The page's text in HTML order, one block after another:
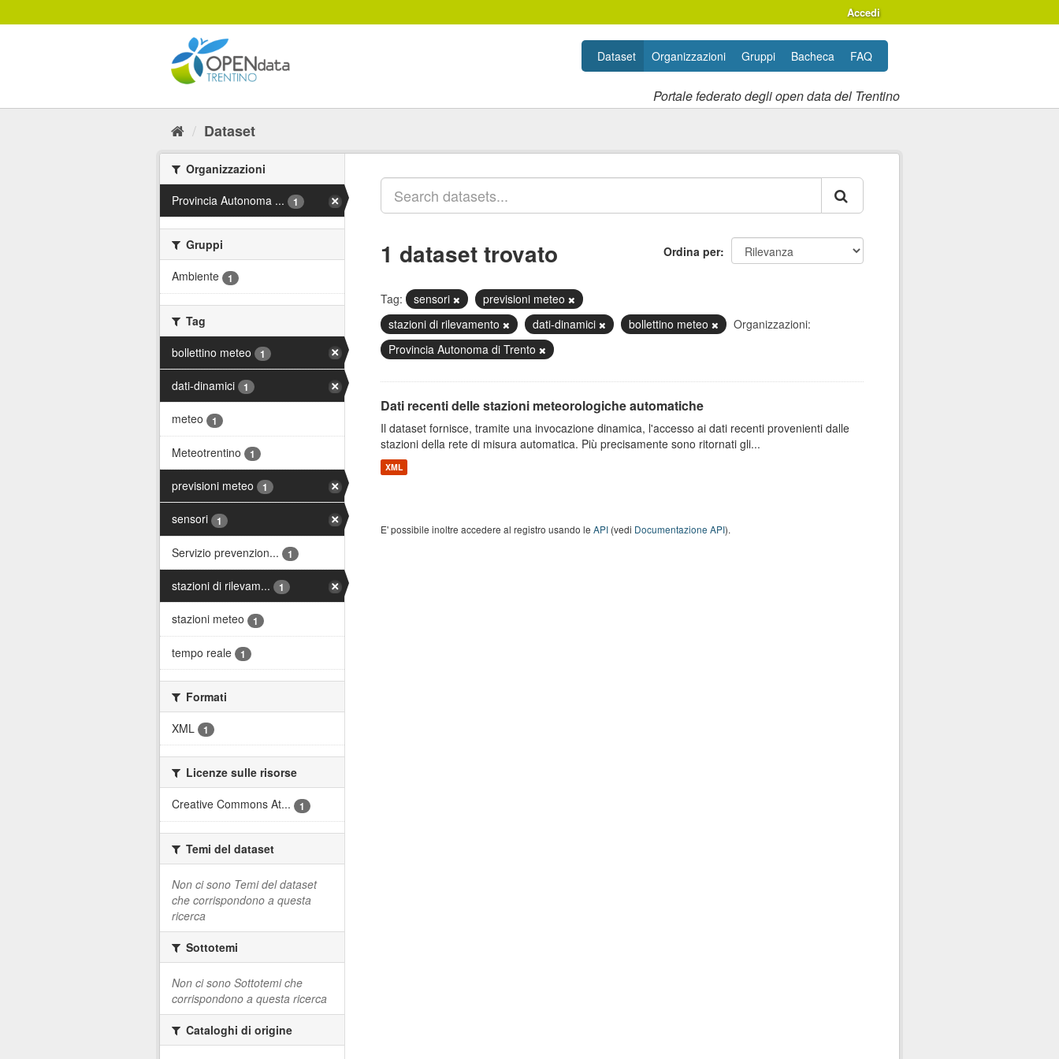
al
Accedi
Portale federato degli open data del Trentino
Dataset Organizzazioni Gruppi Bacheca FAQ
Dataset
Organizzazioni
Provincia Autonoma ...
1
Gruppi
Ambiente
1
Tag
bollettino meteo
1
dati-dinamici 1
meteo 1
Meteotrentino 1
previsioni meteo 1
sensori 1
Servizio prevenzion... 1
stazioni di rilevam... 1
stazioni meteo 1
tempo reale 1
Formati
XML
1
Licenze sulle risorse
Creative Commons At...
1
Temi del dataset
Non ci sono Temi del dataset
che corrispondono a questa
ricerca
Sottotemi
Non ci sono Sottotemi che
corrispondono a questa ricerca
Cataloghi di origine
Ordina per
1 dataset trovato
Tag: sensori
previsioni meteo
stazioni di rilevamento
dati-dinamici bollettino meteo
Organizzazioni:
Provincia Autonoma di Trento
Dati recenti delle stazioni meteorologiche automatiche
Il dataset fornisce, tramite una invocazione dinamica, l'accesso ai dati recenti provenienti dalle
stazioni della rete di misura automatica. Più precisamente sono ritornati gli...
XML
E' possibile inoltre accedere al registro usando le API(vedi Documentazione API).